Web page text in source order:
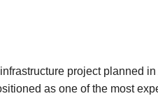
project planned
as one of the most